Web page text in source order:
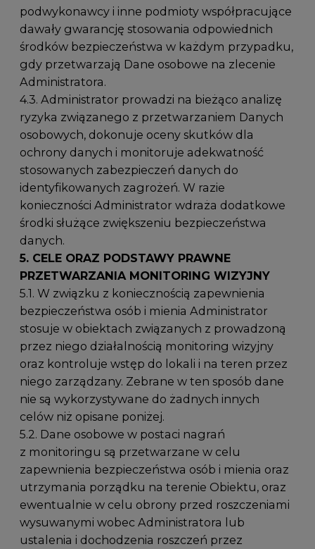
podwykonawcy i inne podmioty współpracujące
dawały gwarancję stosowania odpowiednich
środków bezpieczeństwa w każdym przypadku,
gdy przetwarzają Dane osobowe na zlecenie
Administratora.
4.3. Administrator prowadzi na bieżąco analizę
ryzyka związanego z przetwarzaniem Danych
osobowych, dokonuje oceny skutków dla
ochrony danych i monitoruje adekwatność
stosowanych zabezpieczeń danych do
identyfikowanych zagrożeń. W razie
konieczności Administrator wdraża dodatkowe
środki służące zwiększeniu bezpieczeństwa
danych.
5. CELE ORAZ PODSTAWY PRAWNE
PRZETWARZANIA MONITORING WIZYJNY
5.1. W związku z koniecznością zapewnienia
bezpieczeństwa osób i mienia Administrator
stosuje w obiektach związanych z prowadzoną
przez niego działalnością monitoring wizyjny
oraz kontroluje wstęp do lokali i na teren przez
niego zarządzany. Zebrane w ten sposób dane
nie są wykorzystywane do żadnych innych
celów niż opisane poniżej.
5.2. Dane osobowe w postaci nagrań
z monitoringu są przetwarzane w celu
zapewnienia bezpieczeństwa osób i mienia oraz
utrzymania porządku na terenie Obiektu, oraz
ewentualnie w celu obrony przed roszczeniami
wysuwanymi wobec Administratora lub
ustalenia i dochodzenia roszczeń przez